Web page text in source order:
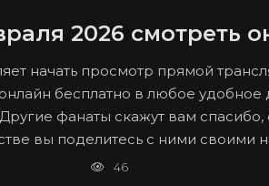
2026 смотреть
начать просмотр прямой
бесплатно в любое
фанаты скажут вам
вы поделитесь с ними своими
46